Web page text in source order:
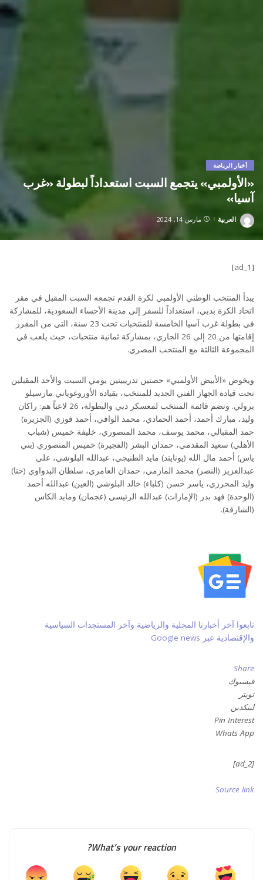
أخبار الرياضة
«الأولمبي» يتجمع السبت استعداداً لبطولة «غرب
آسيا»
Posted
العربية مارس 14, 2024
[ad_1]
يبدأ المنتخب الوطني الأولمبي لكرة القدم تجمعه السبت المقبل في مقر
اتحاد الكرة بدبي، استعداداً للسفر إلى مدينة الأحساء السعودية، للمشاركة
في بطولة غرب آسيا الخامسة للمنتخبات تحت 23 سنة، التي من المقرر
إقامتها من 20 إلى 26 الجاري، بمشاركة ثمانية منتخبات، حيث يلعب في
المجموعة الثالثة مع المنتخب المصري.
ويخوض «الأبيض الأولمبي» حصتين تدريبيتين يومي السبت والأحد المقبلين
تحت قيادة الجهاز الفني الجديد للمنتخب، بقيادة الأوروغوياني مارسيلو
برولي. وتضم قائمة المنتخب لمعسكر دبي والبطولة، 26 لاعباً هم: راكان
وليد، مبارك أحمد، أحمد الحمادي، محمد الوافي، أحمد فوزي (الجزيرة)
حمد المقبالي، محمد يوسف، محمد المنصوري، خليفة خميس (شباب
الأهلي) سعيد المقدمي، حمدان البشر (الفجيرة) خميس المنصوري (بني
ياس) أحمد مال الله (يونايتد) مايد الطنيجي، عبدالله البلوشي، علي
عبدالعزيز (النصر) محمد المازمي، حمدان العامري، سلطان البدواوي (حتا)
وليد المحرزي، ياسر حسن (كلباء) خالد البلوشي (العين) عبدالله أحمد
(الوحدة) فهد بدر (الإمارات) عبدالله الرئيسي (عجمان) ومايد الكاس
(الشارقة).
تابعوا آخر أخبارنا المحلية والرياضية وآخر المستجدات السياسية
والإقتصادية عبر Google news
Share
فيسبوك
تويتر
لينكدين
Pin Interest
Whats App
[ad_2]
Source link
What’s your reaction?